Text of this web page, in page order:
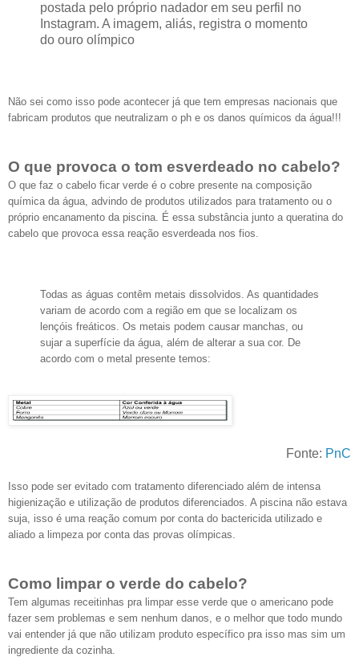
postada pelo próprio nadador em seu perfil no
Instagram. A imagem, aliás, registra o momento
do ouro olímpico
Não sei como isso pode acontecer já que tem empresas nacionais que
fabricam produtos que neutralizam o ph e os danos químicos da água!!!
O que provoca o tom esverdeado no cabelo?
O que faz o cabelo ficar verde é o cobre presente na composição
química da água, advindo de produtos utilizados para tratamento ou o
próprio encanamento da piscina. É essa substância junto a queratina do
cabelo que provoca essa reação esverdeada nos fios.
Todas as águas contêm metais dissolvidos. As quantidades
variam de acordo com a região em que se localizam os
lençóis freáticos. Os metais podem causar manchas, ou
sujar a superfície da água, além de alterar a sua cor. De
acordo com o metal presente temos:
Fonte: PnC
Isso pode ser evitado com tratamento diferenciado além de intensa
higienização e utilização de produtos diferenciados. A piscina não estava
suja, isso é uma reação comum por conta do bactericida utilizado e
aliado a limpeza por conta das provas olímpicas.
Como limpar o verde do cabelo?
Tem algumas receitinhas pra limpar esse verde que o americano pode
fazer sem problemas e sem nenhum danos, e o melhor que todo mundo
vai entender já que não utilizam produto específico pra isso mas sim um
ingrediente da cozinha.